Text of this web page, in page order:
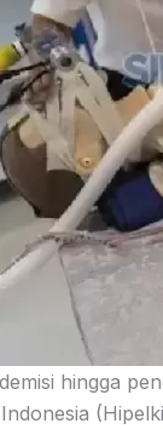
hingga